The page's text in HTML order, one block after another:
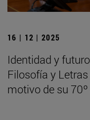
16 | 12 | 2025
Identidad y
Filosofía y
motivo de su